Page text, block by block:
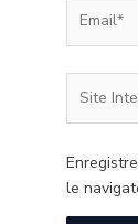
Internet
le